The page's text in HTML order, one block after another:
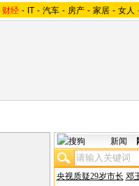
财经 - IT - 汽车 - 房产 - 家居 - 女人
新闻
央视质疑29岁市长 邓